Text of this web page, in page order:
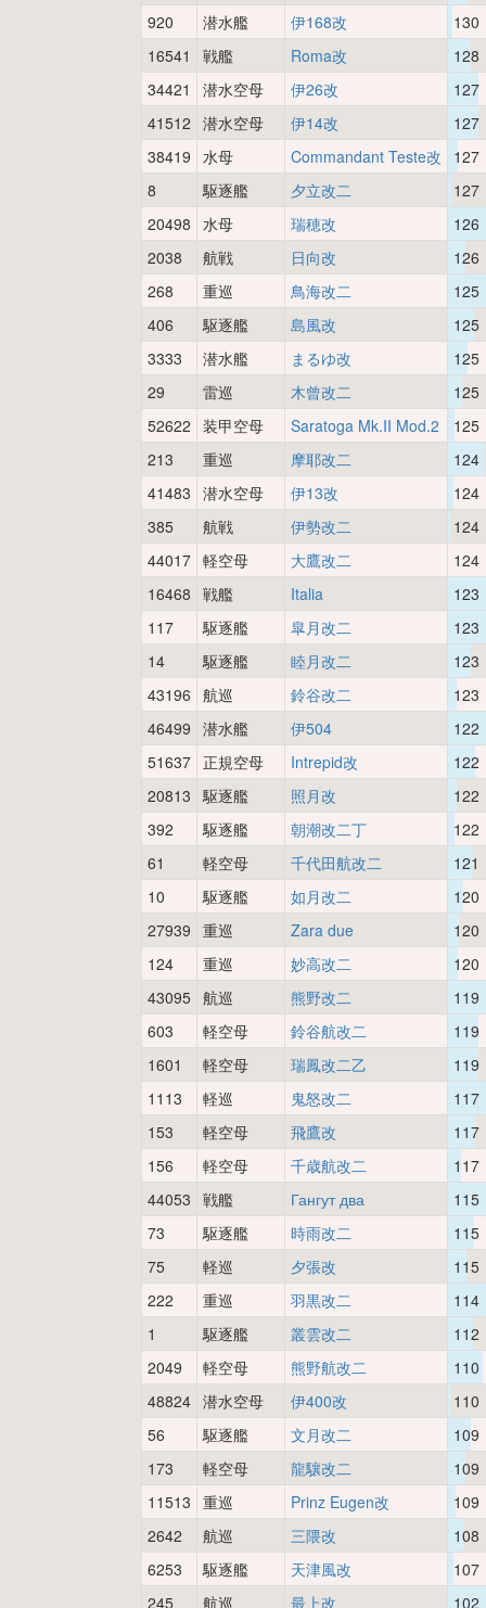
920
潜水艦 伊168改
130
16541
戦艦 Roma改
128
34421
潜水空母 伊26改
127
41512 潜水空母 伊14改
127
38419 水母 Commandant Teste改
127
8
駆逐艦 夕立改二
127
20498 水母 瑞穂改
126
2038
航戦 日向改
126
268
重巡 鳥海改二
125
406
駆逐艦 島風改
125
3333
潜水艦 まるゆ改
125
29
雷巡 木曾改二
125
52622 装甲空母 Saratoga Mk.II Mod.2
125
213
重巡 摩耶改二
124
41483 潜水空母 伊13改
124
385
航戦 伊勢改二
124
44017 軽空母 大鷹改二
124
16468 戦艦 Italia
123
117
駆逐艦 皐月改二
123
14
駆逐艦 睦月改二
123
43196 航巡 鈴谷改二
123
46499 潜水艦 伊504
122
51637 正規空母 Intrepid改
122
20813 駆逐艦 照月改
122
392
駆逐艦 朝潮改二丁
122
61
軽空母 千代田航改二
121
10
駆逐艦 如月改二
120
27939 重巡 Zara due
120
124
重巡 妙高改二
120
43095 航巡 熊野改二
119
603
軽空母 鈴谷航改二
119
1601
軽空母 瑞鳳改二乙
119
1113
軽巡 鬼怒改二
117
153
軽空母 飛鷹改
117
156
軽空母 千歳航改二
117
44053 戦艦 Гангут два
115
73
駆逐艦 時雨改二
115
75
軽巡 夕張改
115
222
重巡 羽黒改二
114
1
駆逐艦 叢雲改二
112
2049
軽空母 熊野航改二
110
48824 潜水空母 伊400改
110
56
駆逐艦 文月改二
109
173
軽空母 龍驤改二
109
11513 重巡 Prinz Eugen改
109
2642
航巡 三隈改
108
6253
駆逐艦 天津風改
107
245
航巡 最上改 102